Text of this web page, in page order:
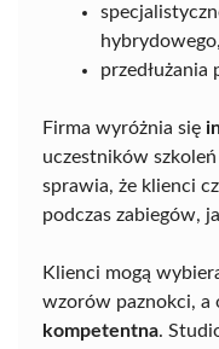
hybrydowego,
przedłużania
Firma wyróżnia się
uczestników
sprawia, że klienci
podczas zabiegów,
Klienci mogą
wzorów paznokci, a
kompetentna.